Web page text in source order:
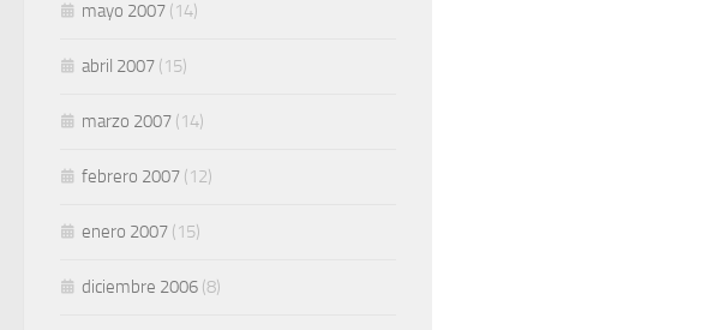
mayo 2007 (14)
abril 2007 (15)
marzo 2007 (14)
febrero 2007 (12)
enero 2007 (15)
diciembre 2006 (8)